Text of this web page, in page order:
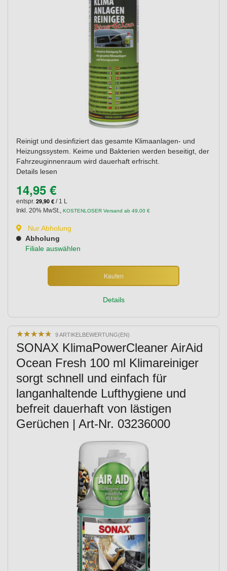
Reinigt und desinfiziert das gesamte Klimaanlagen- und
Heizungssystem. Keime und Bakterien werden beseitigt, der
Fahrzeuginnenraum wird dauerhaft erfrischt.
Details lesen
14,95 €
entspr. 29,90 € / 1 L
Inkl. 20% MwSt.
KOSTENLOSER Versand ab 49,00 €
Nur Abholung
Abholung
Filiale auswählen
Kaufen
Details
★★★★★
★★★★★ 9 ARTIKELBEWERTUNG(EN)
SONAX KlimaPowerCleaner AirAid
Ocean Fresh 100 ml Klimareiniger
sorgt schnell und einfach für
langanhaltende Lufthygiene und
befreit dauerhaft von lästigen
Gerüchen | Art-Nr. 03236000